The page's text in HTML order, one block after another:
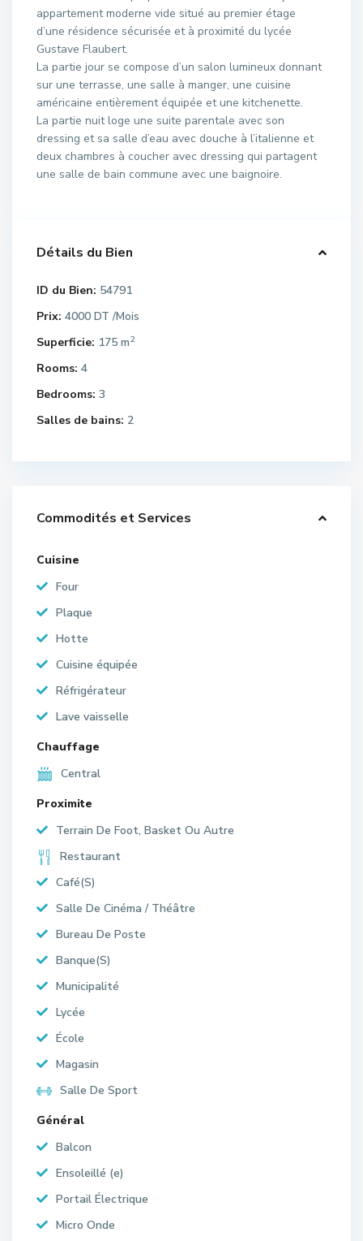
appartement moderne vide situé au premier étage
d’une résidence sécurisée et à proximité du lycée
Gustave Flaubert.
La partie jour se compose d’un salon lumineux donnant
sur une terrasse, une salle à manger, une cuisine
américaine entièrement équipée et une kitchenette.
La partie nuit loge une suite parentale avec son
dressing et sa salle d’eau avec douche à l’italienne et
deux chambres à coucher avec dressing qui partagent
une salle de bain commune avec une baignoire.
Détails du Bien
ID du Bien: 54791
Prix: 4000 DT /Mois
Superficie: 175 m2
Rooms: 4
Bedrooms: 3
Salles de bains: 2
Commodités et Services
Cuisine
Four
Plaque
Hotte
Cuisine équipée
Réfrigérateur
Lave vaisselle
Chauffage
Central
Proximite
Terrain De Foot, Basket Ou Autre
Restaurant
Café(S)
Salle De Cinéma / Théâtre
Bureau De Poste
Banque(S)
Municipalité
Lycée
École
Magasin
Salle De Sport
Général
Balcon
Ensoleillé (e)
Portail Électrique
Micro Onde